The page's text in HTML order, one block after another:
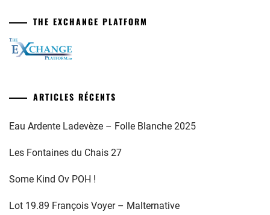
THE EXCHANGE PLATFORM
ARTICLES RÉCENTS
Eau Ardente Ladevèze – Folle Blanche 2025
Les Fontaines du Chais 27
Some Kind Ov POH !
Lot 19.89 François Voyer – Malternative